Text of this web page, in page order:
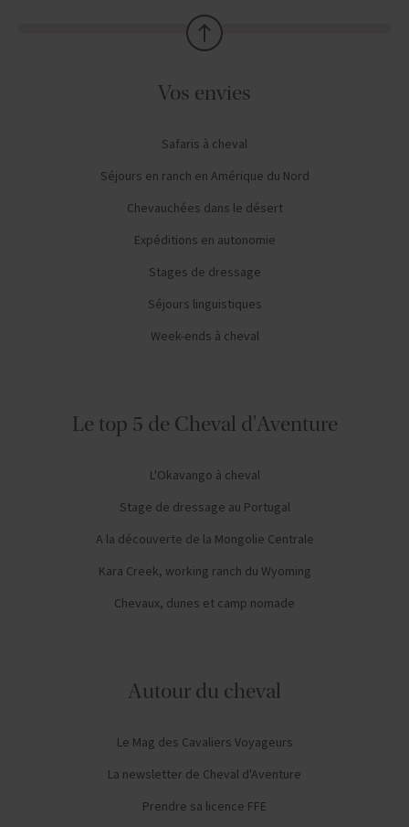
Vos envies
Safaris à cheval
Séjours en ranch en Amérique du Nord
Chevauchées dans le désert
Expéditions en autonomie
Stages de dressage
Séjours linguistiques
Week-ends à cheval
Le top 5 de Cheval d'Aventure
L'Okavango à cheval
Stage de dressage au Portugal
A la découverte de la Mongolie Centrale
Kara Creek, working ranch du Wyoming
Chevaux, dunes et camp nomade
Autour du cheval
Le Mag des Cavaliers Voyageurs
La newsletter de Cheval d'Aventure
Prendre sa licence FFE